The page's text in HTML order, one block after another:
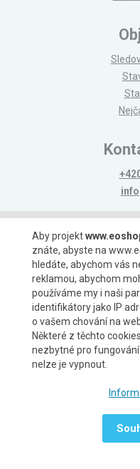
Aby projekt
znáte, abyste na
hledáte, abychom vás
reklamou, abychom
používáme my i naši
identifikátory jako IP
o vašem chování na
Některé z těchto
nezbytné pro
nelze je vypnout.